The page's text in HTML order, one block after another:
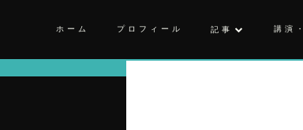
ホーム プロフィール 記事 講演